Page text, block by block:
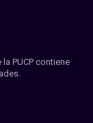
PUCP contiene